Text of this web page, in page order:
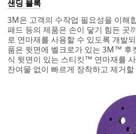
Select One
Business
Name
(Optional)
3M
Automotive
O
t
h
e
r
I
Number
of repair
shop
technicians
Select One
샌딩 블록
3M은 고객의 수작업 필요성을 이해
패드 등의 제품은 손이 닿기 힘든 곳
로 연마재를 사용할 수 있도록 개발
품은 뒷면에 벨크로가 있는 3M™
식 뒷면이 있는 스티킷™ 연마재를
잔여물 없이 빠르게 장착하고 제거